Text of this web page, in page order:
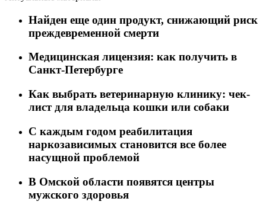
Найден еще один продукт, снижающий риск
преждевременной смерти
Медицинская лицензия: как получить в
Санкт-Петербурге
Как выбрать ветеринарную клинику: чек-
лист для владельца кошки или собаки
C каждым годом реабилитация
наркозависимых становится все более
насущной проблемой
В Омской области появятся центры
мужского здоровья